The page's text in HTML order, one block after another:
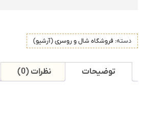
دسته: فروشگاه شال و روسری (آرشیو)
توضیحات نظرات (0)